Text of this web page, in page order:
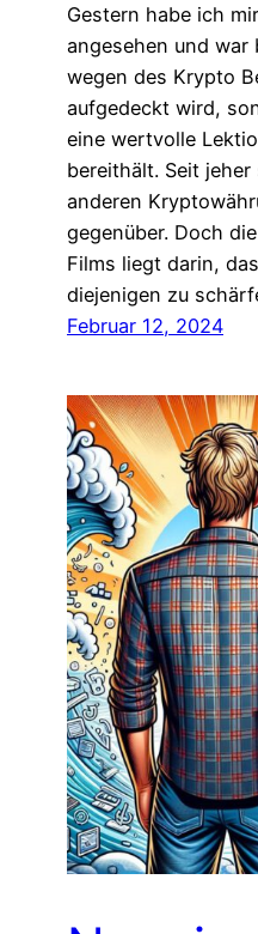
Gestern habe ich
angesehen und war
wegen des Krypto
aufgedeckt wird,
eine wertvolle
bereithält. Seit
anderen
gegenüber. Doch
Films liegt darin,
diejenigen zu
Februar 12, 2024